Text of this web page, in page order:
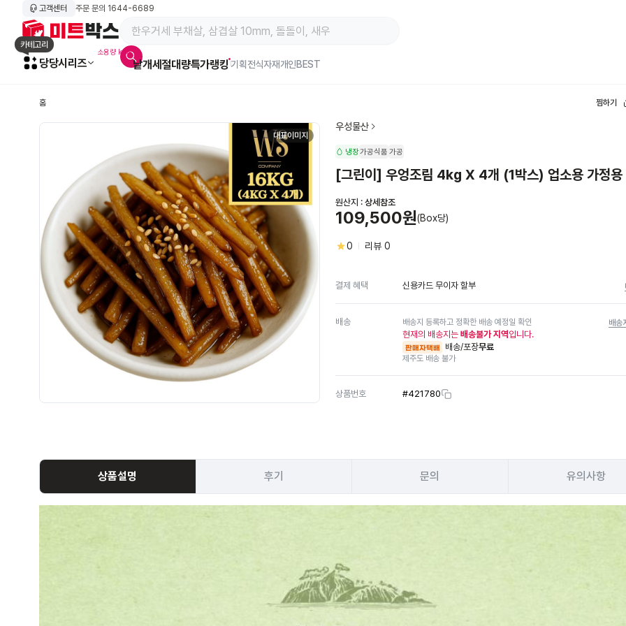
고객센터 주문 문의 1644-6689
메인 페이지 바로가기
카테고리
당당시리즈
소용량 kg육
낱개세절대량특가랭킹알람아이콘
기획전식자재개인BEST
홈 찜하기
대표이미지
우성물산
냉장가공식품 가공
[그린이] 우엉조림 4kg X 4개 (1박스) 업소용 가정용
원산지 : 상세참조
109,500원(Box당)
0 리뷰 0
결제 혜택 신용카드 무이자 할부
배송 배송지 등록하고 정확한 배송 예정일 확인 배송
현재의 배송지는 배송불가 지역입니다.
판매자택배 배송/포장무료
제주도 배송 불가
상품번호 #421780
상품설명 후기 문의 유의사항